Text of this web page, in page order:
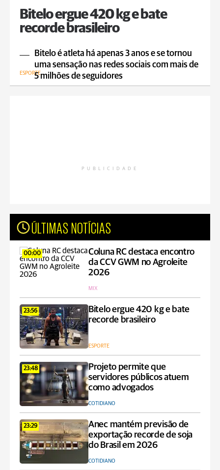
Bitelo ergue 420 kg e bate
recorde brasileiro
Bitelo é atleta há apenas 3 anos e se tornou
uma sensação nas redes sociais com mais de
5 milhões de seguidores
ESPORTE
PUBLICIDADE
ÚLTIMAS NOTÍCIAS
00:00
Coluna RC destaca encontro
da CCV GWM no Agroleite
2026
MIX
23:56
Bitelo ergue 420 kg e bate
recorde brasileiro
ESPORTE
23:48
Projeto permite que
servidores públicos atuem
como advogados
COTIDIANO
23:29
Anec mantém previsão de
exportação recorde de soja
do Brasil em 2026
COTIDIANO